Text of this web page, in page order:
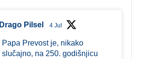
Drago Pilsel 4 Jul
Papa Prevost je, nikako
slučajno, na 250. godišnjicu